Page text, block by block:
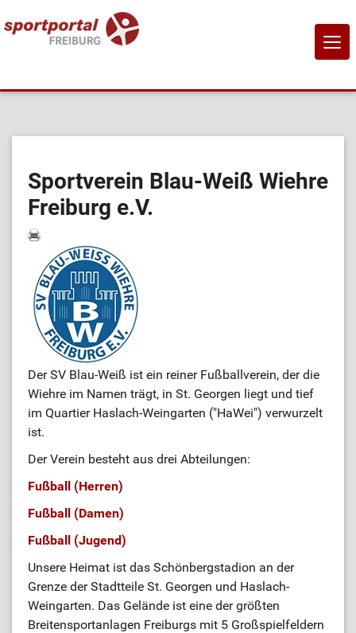
Sportanbietende
Sportstätten
Job-Börse
Kontakt
Sportverein Blau-Weiß Wiehre
Freiburg e.V.
Der SV Blau-Weiß ist ein reiner Fußballverein, der die
Wiehre im Namen trägt, in St. Georgen liegt und tief
im Quartier Haslach-Weingarten ("HaWei") verwurzelt
ist.
Der Verein besteht aus drei Abteilungen:
Fußball (Herren)
Fußball (Damen)
Fußball (Jugend)
Unsere Heimat ist das Schönbergstadion an der
Grenze der Stadtteile St. Georgen und Haslach-
Weingarten. Das Gelände ist eine der größten
Breitensportanlagen Freiburgs mit 5 Großspielfeldern